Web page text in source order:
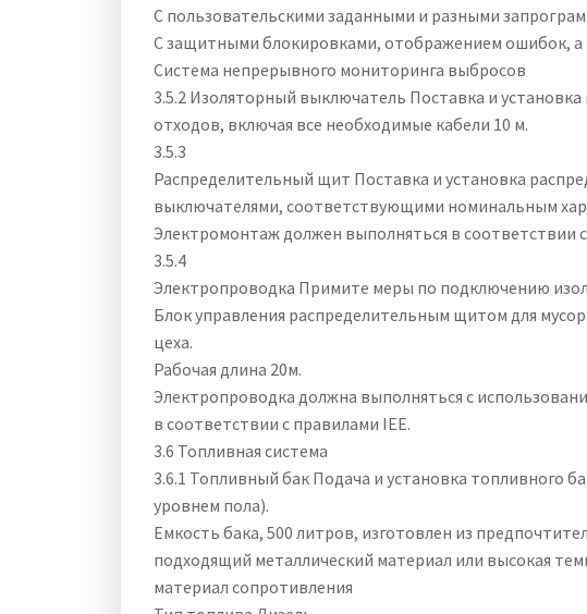
С пользовательскими заданными и разными
С защитными блокировками, отображением ошибок, а
Система непрерывного мониторинга выбросов
3.5.2 Изоляторный выключатель Поставка и
отходов, включая все необходимые кабели 10 м.
3.5.3
Распределительный щит Поставка и установка
выключателями, соответствующими номинальным
Электромонтаж должен выполняться в соответствии
3.5.4
Электропроводка Примите меры по подключению
Блок управления распределительным щитом для
цеха.
Рабочая длина 20м.
Электропроводка должна выполняться с
в соответствии с правилами IEE.
3.6 Топливная система
3.6.1 Топливный бак Подача и установка топливного
уровнем пола).
Емкость бака, 500 литров, изготовлен из
подходящий металлический материал или высокая
материал сопротивления